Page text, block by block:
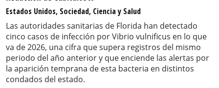
Estados Unidos, Sociedad, Ciencia y Salud
Las autoridades sanitarias de Florida han detectado
cinco casos de infección por Vibrio vulnificus en lo que
va de 2026, una cifra que supera registros del mismo
periodo del año anterior y que enciende las alertas por
la aparición temprana de esta bacteria en distintos
condados del estado.